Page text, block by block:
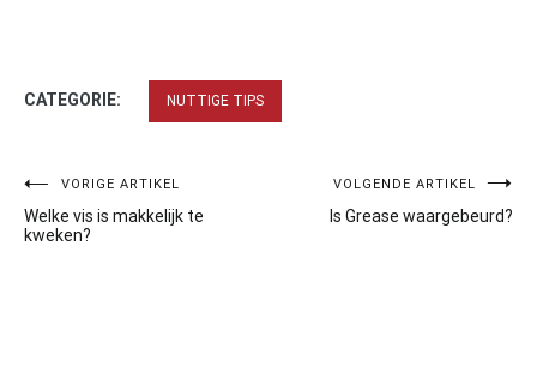
CATEGORIE: NUTTIGE TIPS
Bericht
navigatie
VORIGE ARTIKEL
Welke vis is makkelijk te
kweken?
VOLGENDE ARTIKEL
Is Grease waargebeurd?